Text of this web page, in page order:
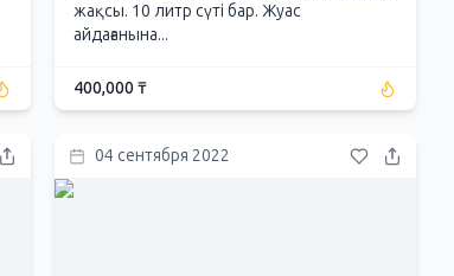
жақсы. 10 литр сүті бар. Жуас
айдағанына...
400,000 ₸
04 сентября 2022